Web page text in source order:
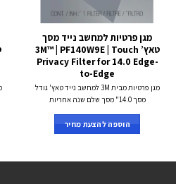
מגן פרטיות למחשב נייד מסך
טאץ’ 3M™ | PF140W9E | Touch
Privacy Filter for 14.0 Edge-
to-Edge
מגן פרטיות מבית 3M למחשב נייד טאץ' גודל
מסך 14.0" מסך שלם שנה אחריות
הוספה להצעת מחיר